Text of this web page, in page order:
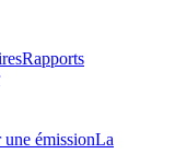
Rapports
une émissionLa